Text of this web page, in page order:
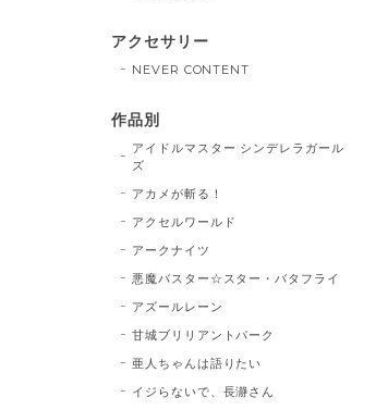
アクセサリー
NEVER CONTENT
作品別
アイドルマスター シンデレラガール
ズ
アカメが斬る！
アクセルワールド
アークナイツ
悪魔バスター☆スター・バタフライ
アズールレーン
甘城ブリリアントパーク
亜人ちゃんは語りたい
イジらないで、長瀞さん